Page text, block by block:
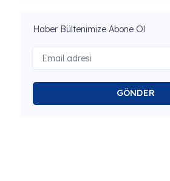
Haber Bültenimize Abone Ol
GÖNDER